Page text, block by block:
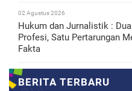
02 Agustus 2026
Hukum dan Jurnalistik : Dua
Profesi, Satu Pertarungan
Fakta